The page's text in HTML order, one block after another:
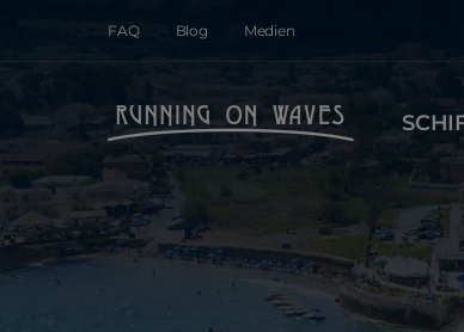
FAQ Blog Medien